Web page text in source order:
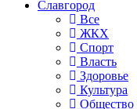
Славгород
Все
ЖКХ
Спорт
Власть
Здоровье
Культура
Общество